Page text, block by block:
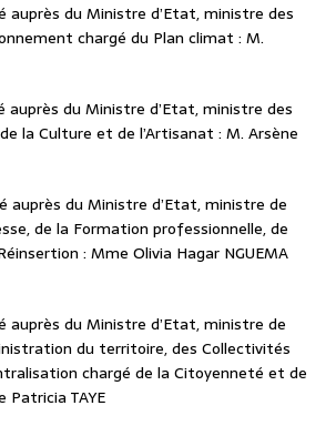
auprès du Ministre d’Etat, ministre des
chargé du Plan climat : M.
auprès du Ministre d’Etat, ministre des
la Culture et de l’Artisanat : M. Arsène
auprès du Ministre d’Etat, ministre de
de la Formation professionnelle, de
: Mme Olivia Hagar NGUEMA
auprès du Ministre d’Etat, ministre de
du territoire, des Collectivités
chargé de la Citoyenneté et de
Patricia TAYE